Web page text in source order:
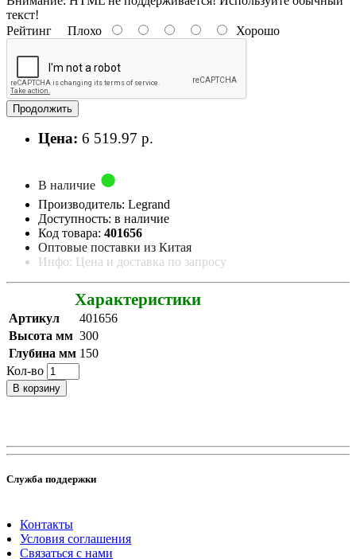
текст!
Рейтинг Плохо Хорошо
Продолжить
Цена: 6 519.97 р.
В наличие
Производитель: Legrand
Доступность: в наличие
Код товара: 401656
Оптовые поставки из Китая
Инфо: Цена и доставка по запросу
Характеристики
Артикул
401656
Высота мм 300
Глубина мм 150
Кол-во
В корзину
Служба поддержки
Контакты
Условия соглашения
Связаться с нами